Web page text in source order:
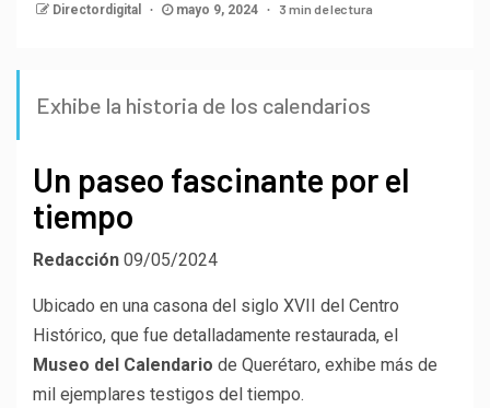
Directordigital mayo 9, 2024 3 min de lectura
Exhibe la historia de los calendarios
Un paseo fascinante por el
tiempo
Redacción 09/05/2024
Ubicado en una casona del siglo XVII del Centro
Histórico, que fue detalladamente restaurada, el
Museo del Calendario de Querétaro, exhibe más de
mil ejemplares testigos del tiempo.